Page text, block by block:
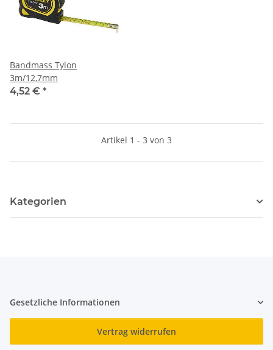
Bandmass Tylon
3m/12,7mm
4,52 € *
Artikel 1 - 3 von 3
Kategorien
Gesetzliche Informationen
Vertrag widerrufen